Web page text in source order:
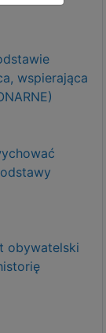
wspierająca
obywatelski